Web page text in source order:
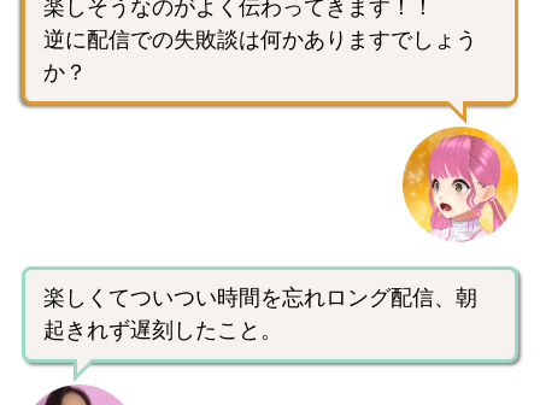
楽しそうなのがよく伝わってきます！！
逆に配信での失敗談は何かありますでしょう
か？
楽しくてついつい時間を忘れロング配信、朝
起きれず遅刻したこと。